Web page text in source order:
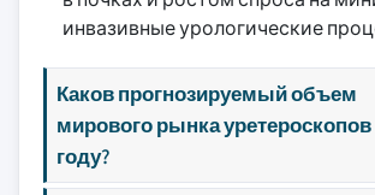
инвазивные урологические
Каков прогнозируемый объем
мирового рынка уретероскопов
году?